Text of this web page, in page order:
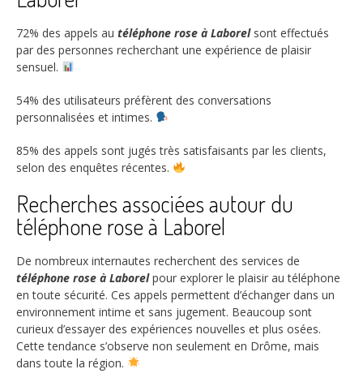
72% des appels au téléphone rose à Laborelsont effectués
par des personnes recherchant une expérience de plaisir
sensuel.
54% des utilisateurs préfèrent des conversations
personnalisées et intimes.
85% des appels sont jugés très satisfaisants par les clients,
selon des enquêtes récentes.
Recherches associées autour du
téléphone rose à Laborel
De nombreux internautes recherchent des services de
téléphone rose à Laborelpour explorer le plaisir au téléphone
en toute sécurité. Ces appels permettent d’échanger dans un
environnement intime et sans jugement. Beaucoup sont
curieux d’essayer des expériences nouvelles et plus osées.
Cette tendance s’observe non seulement en Drôme, mais
dans toute la région.